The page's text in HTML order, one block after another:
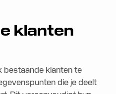
klanten
bestaande klanten te
die je deelt